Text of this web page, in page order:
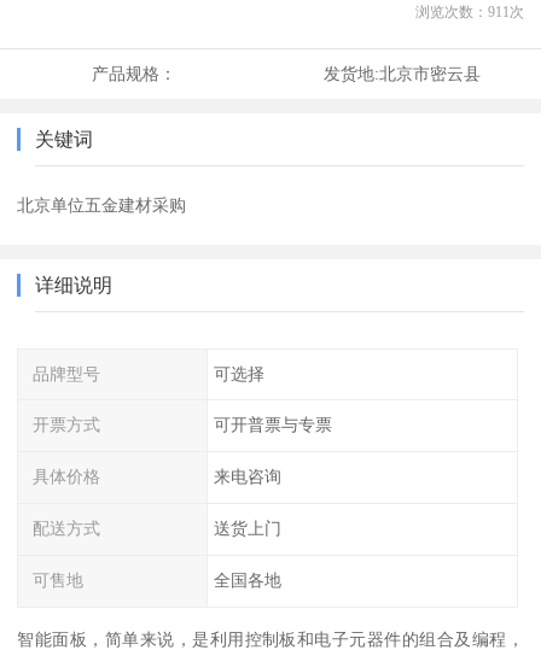
浏览次数： 911 次
产品规格： 发货地:北京市密云县
关键词
北京单位五金建材采购
详细说明
品牌型号 可选择
开票方式 可开普票与专票
具体价格 来电咨询
配送方式 送货上门
可售地 全国各地
智能面板，简单来说，是利用控制板和电子元器件的组合及编程，